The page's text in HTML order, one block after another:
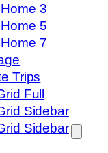
Home 3
Home 5
Home 7
Trips
Full
Sidebar
Sidebar